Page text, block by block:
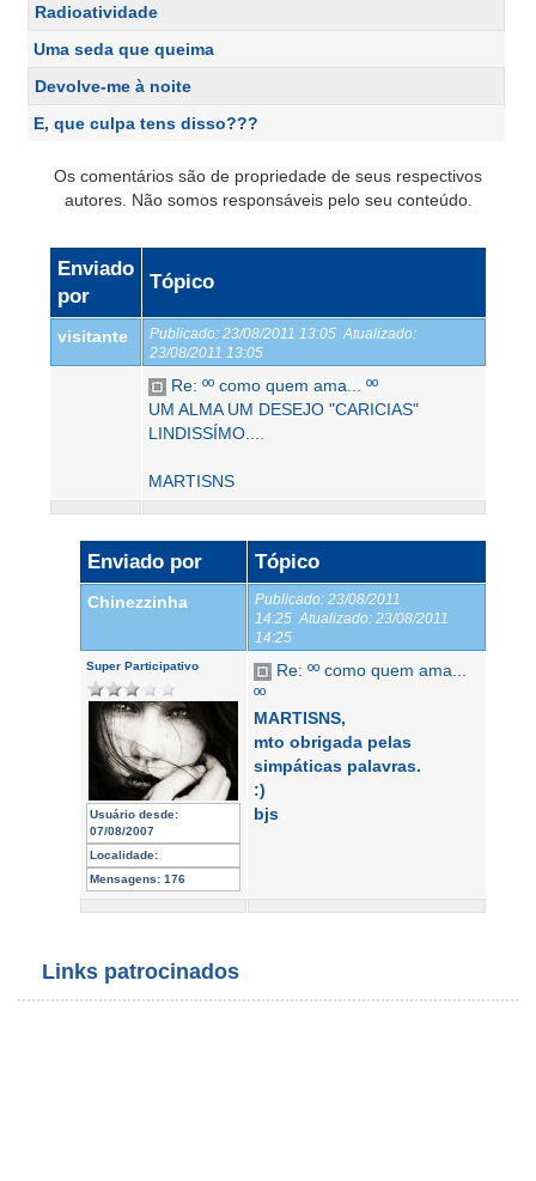
Radioatividade
Uma seda que queima
Devolve-me à noite
E, que culpa tens disso???
Os comentários são de propriedade de seus respectivos
autores. Não somos responsáveis pelo seu conteúdo.
Enviado
por
Tópico
visitante Publicado: 23/08/2011 13:05 Atualizado:
23/08/2011 13:05
Re: ºº como quem ama... ºº
UM ALMA UM DESEJO "CARICIAS"
LINDISSÍMO....
MARTISNS
Enviado por Tópico
Chinezzinha Publicado: 23/08/2011
14:25 Atualizado: 23/08/2011
14:25
Super Participativo
Usuário desde:
07/08/2007
Localidade:
Mensagens: 176
Re: ºº como quem ama...
ºº
MARTISNS,
mto obrigada pelas
simpáticas palavras.
:)
bjs
Links patrocinados